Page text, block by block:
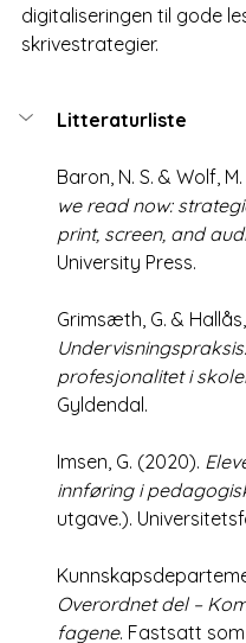
digitaliseringen til gode
skrivestrategier.
Litteraturliste
Baron, N. S. & Wolf,
we read now:
print, screen, and
University Press.
Grimsæth, G. &
profesjonalitet i
Gyldendal.
Imsen, G. (2020).
innføring i
utgave.).
Overordnet del –
fagene. Fastsatt